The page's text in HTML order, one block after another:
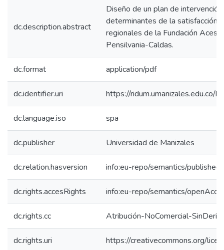
dc.description.abstract
Diseño de un plan de
determinantes de la satisfacción
regionales de la Fundación
Pensilvania-Caldas.
dc.format application/pdf
dc.identifier.uri https://
dc.language.iso spa
dc.publisher Universidad de Manizales
dc.relation.hasversion info:eu-repo/semantics/
dc.rights.accesRights info:eu-repo/semantics/
dc.rights.cc Atribución-NoComercial-
dc.rights.uri https://creativecommons.org/